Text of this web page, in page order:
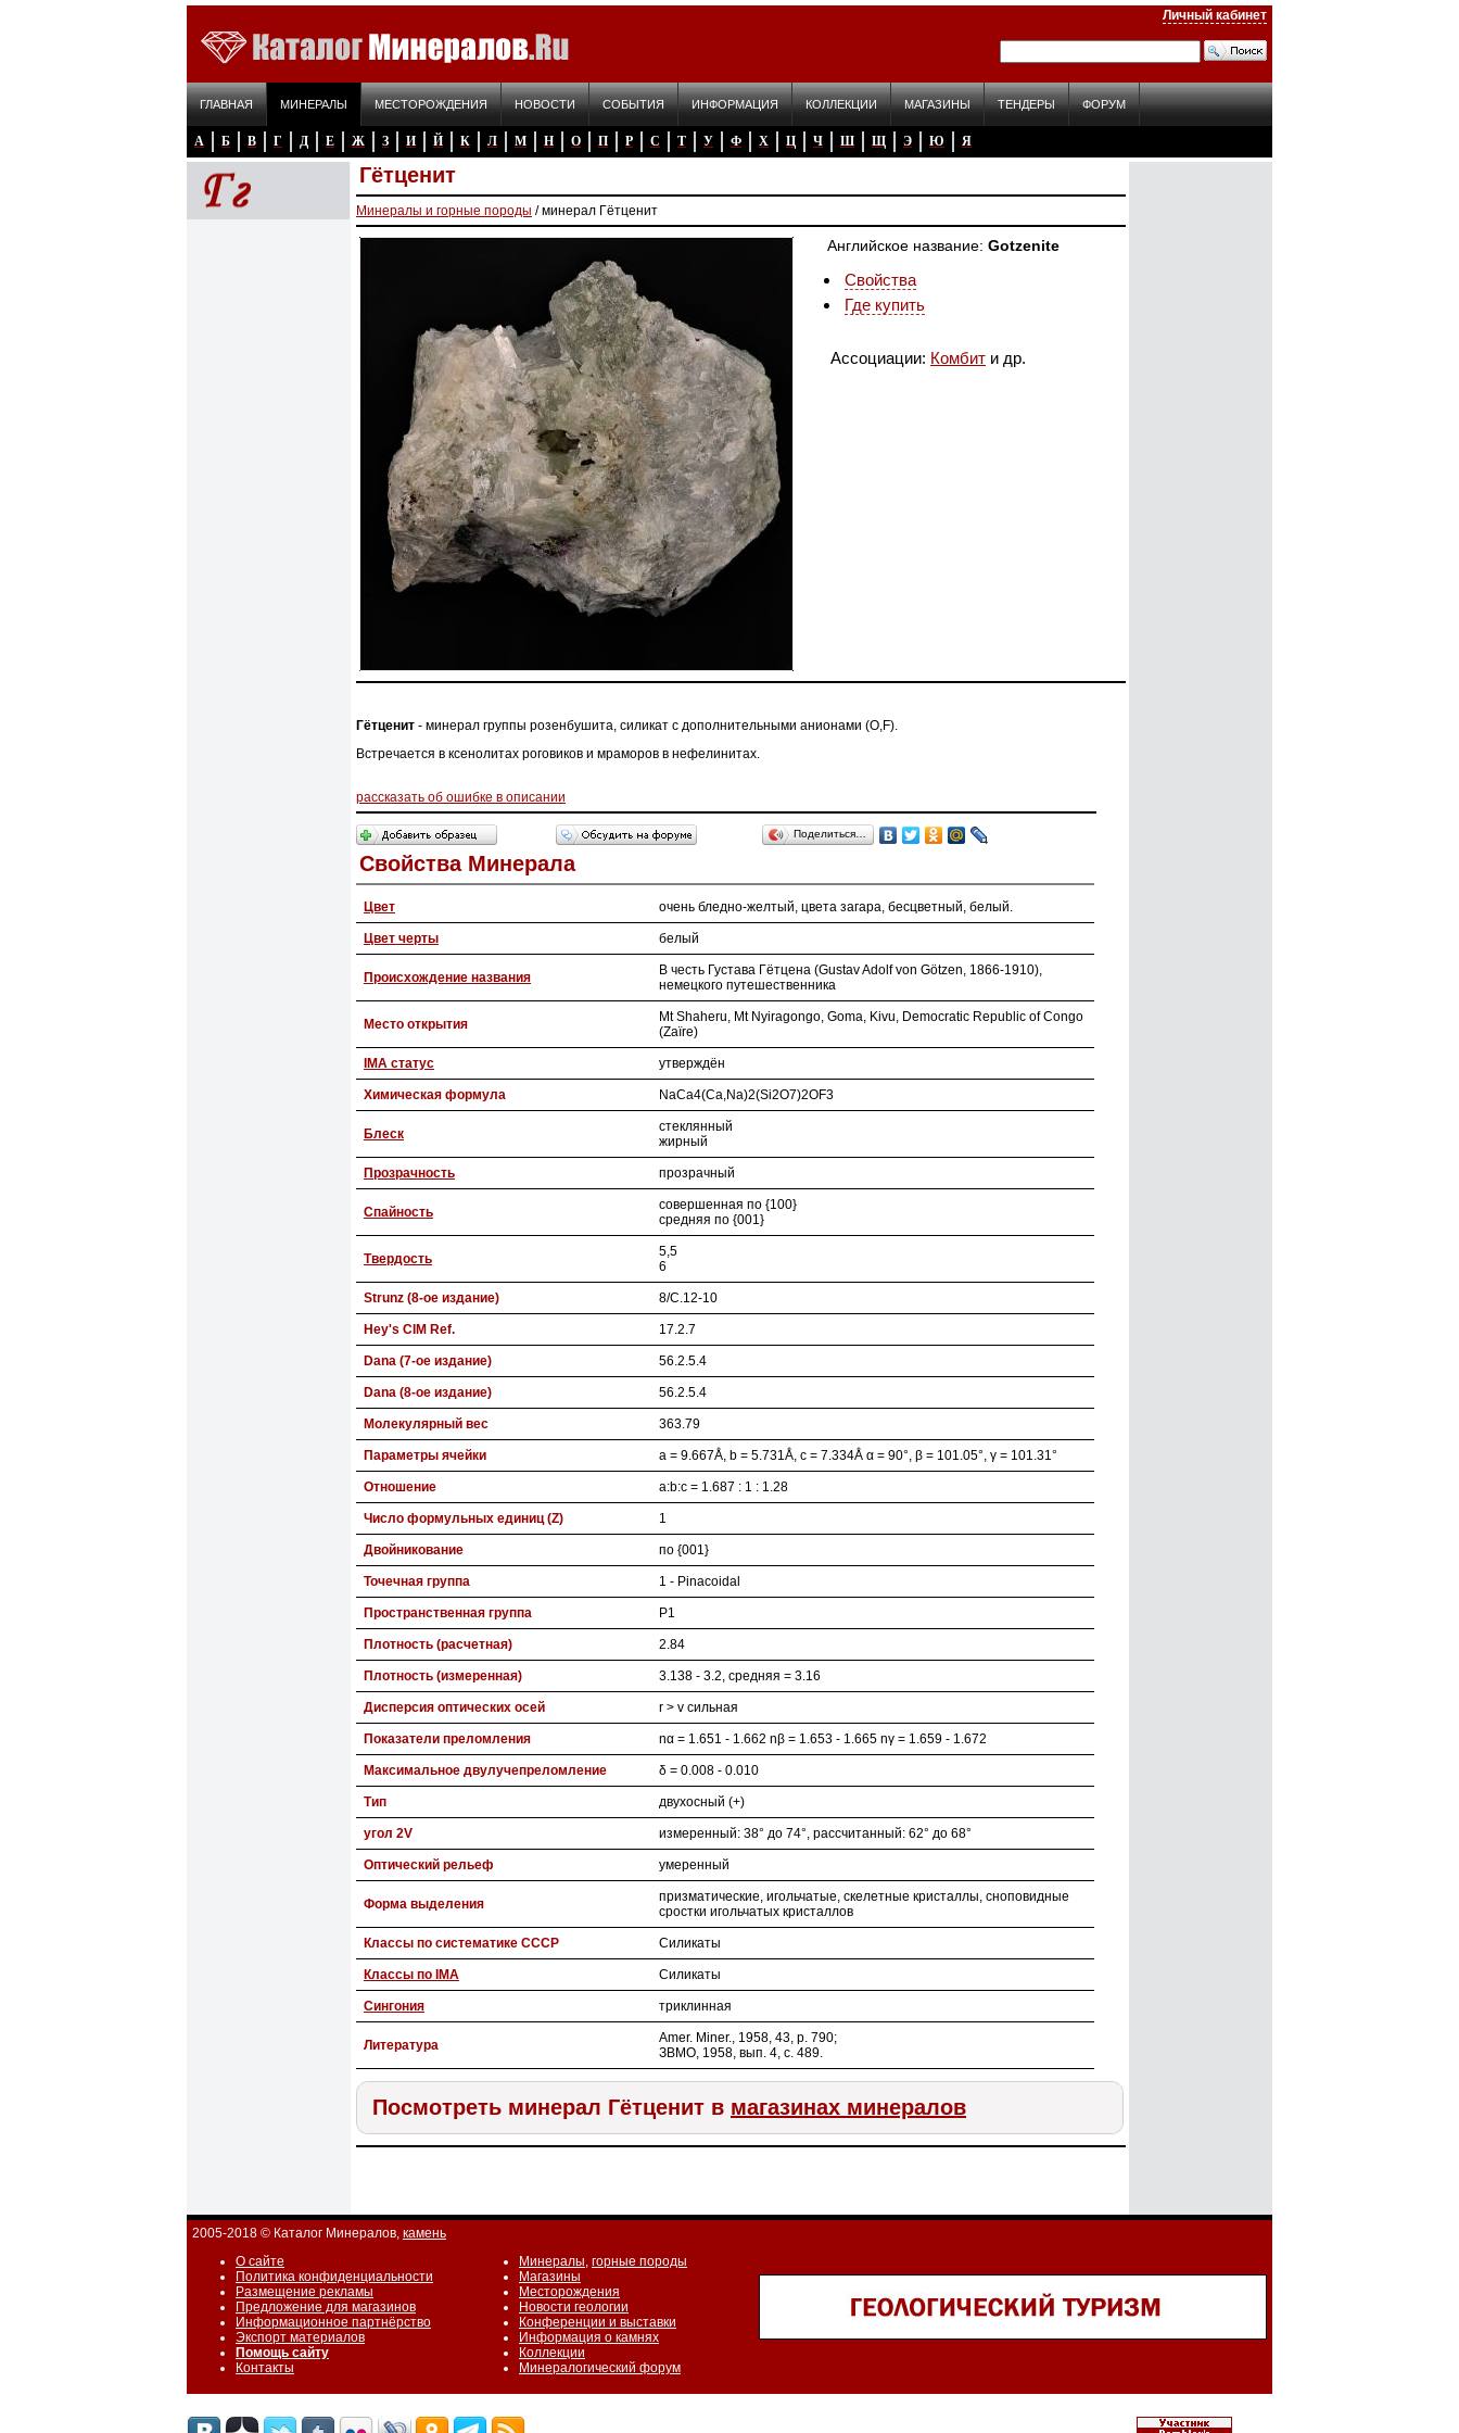
Личный кабинет
ГЛАВНАЯ МИНЕРАЛЫ МЕСТОРОЖДЕНИЯ НОВОСТИ СОБЫТИЯ ИНФОРМАЦИЯ КОЛЛЕКЦИИ МАГАЗИНЫ ТЕНДЕРЫ ФОРУМ
А Б В Г Д Е Ж З И Й К Л М Н О П Р С Т У Ф Х Ц Ч Ш Щ Э Ю Я
Гётценит
Минералы и горные породы / минерал Гётценит
Английское название Gotzenite
Свойства
Где купить
Ассоциации: Комбит и др.
Гётценит - минерал группы розенбушита, силикат с дополнительными анионами (O,F).
Встречается в ксенолитах роговиков и мраморов в нефелинитах.
рассказать об ошибке в описании
Поделиться…
Свойства Минерала
Цвет очень бледно-желтый, цвета загара, бесцветный, белый.
Цвет черты белый
Происхождение названия
В честь Густава Гётцена (Gustav Adolf von Götzen, 1866-1910),
немецкого путешественника
Место открытия
Mt Shaheru, Mt Nyiragongo, Goma, Kivu, Democratic Republic of Congo
(Zaïre)
IMA статус утверждён
Химическая формула NaCa4(Ca,Na)2(Si2O7)2OF3
Блеск
стеклянный
жирный
Прозрачность прозрачный
Спайность
совершенная по {100}
средняя по {001}
Твердость
5,5
6
Strunz (8-ое издание) 8/C.12-10
Hey's CIM Ref. 17.2.7
Dana (7-ое издание) 56.2.5.4
Dana (8-ое издание) 56.2.5.4
Молекулярный вес 363.79
Параметры ячейки a = 9.667Å, b = 5.731Å, c = 7.334Å α = 90°, β = 101.05°, γ = 101.31°
Отношение a:b:c = 1.687 : 1 : 1.28
Число формульных единиц (Z) 1
Двойникование по {001}
Точечная группа 1 - Pinacoidal
Пространственная группа P1
Плотность (расчетная) 2.84
Плотность (измеренная) 3.138 - 3.2, средняя = 3.16
Дисперсия оптических осей r > v сильная
Показатели преломления nα = 1.651 - 1.662 nβ = 1.653 - 1.665 nγ = 1.659 - 1.672
Максимальное двулучепреломление δ = 0.008 - 0.010
Тип двухосный (+)
угол 2V измеренный: 38° до 74°, рассчитанный: 62° до 68°
Оптический рельеф умеренный
Форма выделения
призматические, игольчатые, скелетные кристаллы, сноповидные
сростки игольчатых кристаллов
Классы по систематике СССР Силикаты
Классы по IMA Силикаты
Сингония триклинная
Литература
Amer. Miner., 1958, 43, p. 790;
ЗВМО, 1958, вып. 4, с. 489.
Посмотреть минерал Гётценит в магазинах минералов
2005-2018 © Каталог Минералов, камень
О сайте
Политика конфиденциальности
Размещение рекламы
Предложение для магазинов
Информационное партнёрство
Экспорт материалов
Помощь сайту
Контакты
Минералы, горные породы
Магазины
Месторождения
Новости геологии
Конференции и выставки
Информация о камнях
Коллекции
Минералогический форум